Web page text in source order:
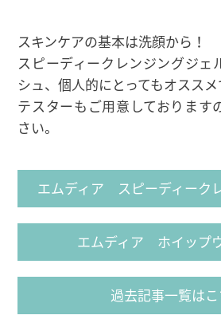
スキンケアの基本は洗顔から！
スピーディークレンジングジェ
シュ、個人的にとってもオススメ
テスターもご用意しております
さい。
エムディア スピーディーク
エムディア ホイップ
過去記事一覧は